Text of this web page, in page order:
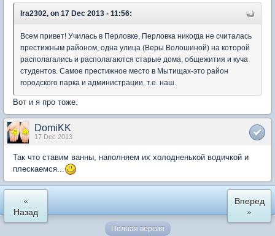
Ira2302, on 17 Dec 2013 - 11:56:
Всем привет! Училась в Перловке, Перловка никогда не считалась
престижным районом, одна улица (Веры Волошиной) на которой
располагались и располагаются старые дома, общежития и куча
студентов. Самое престижное место в Мытищах-это район
городского парка и администрации, т.е. наш.
Вот и я про тоже.
DomiKK
17 Dec 2013
Так что ставим ванны, наполняем их холодненькой водичкой и
плескаемся...
«
Назад
Вперед
»
Полная версия